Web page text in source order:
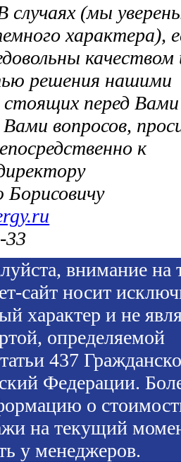
случаях (мы
характера),
качеством
решения нашими
перед Вами
вопросов,
к
Борисовичу
33
внимание на
сайт носит
характер и не
определяемой
437
Федерации.
о
на текущий
у менеджеров.